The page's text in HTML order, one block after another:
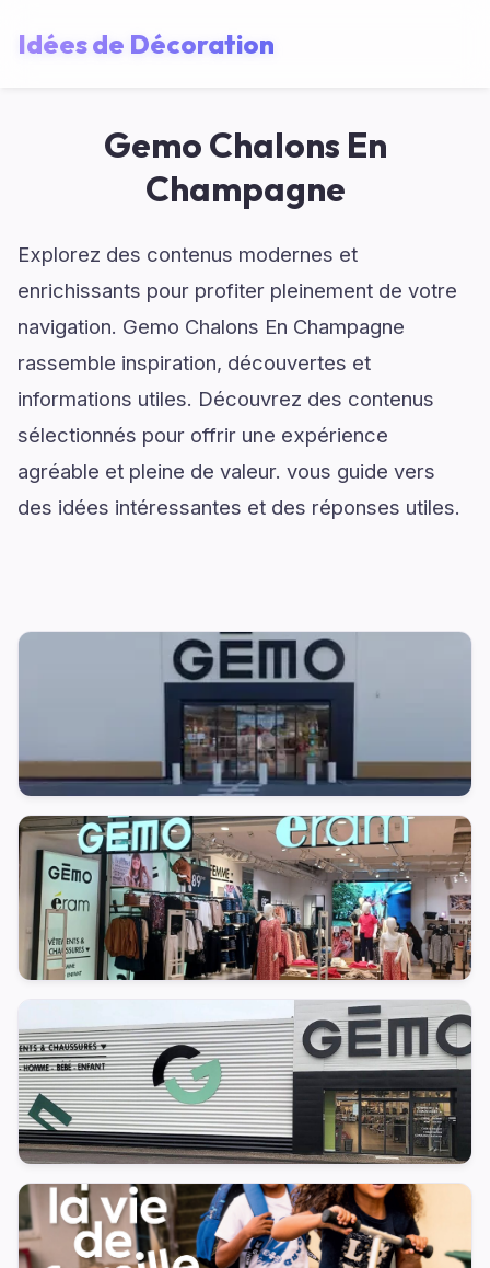
Idées de Décoration
Gemo Chalons En
Champagne
Explorez des contenus modernes et
enrichissants pour profiter pleinement de votre
navigation. Gemo Chalons En Champagne
rassemble inspiration, découvertes et
informations utiles. Découvrez des contenus
sélectionnés pour offrir une expérience
agréable et pleine de valeur. vous guide vers
des idées intéressantes et des réponses utiles.